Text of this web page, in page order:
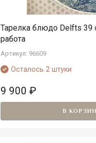
Тарелка блюдо Delfts 39
работа
Артикул: 96609
Осталось 2 штуки
9 900 ₽
В